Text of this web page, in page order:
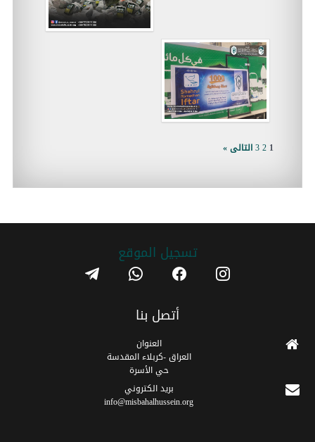
1
2
3التالى »
تسجیل الموقع instagram
facebook
whatsapp
telegram
أتصل بنا
العنوان
العراق -كربلاء المقدسة
حي الأسرة
برید الکتروني
info@misbahalhussein.org